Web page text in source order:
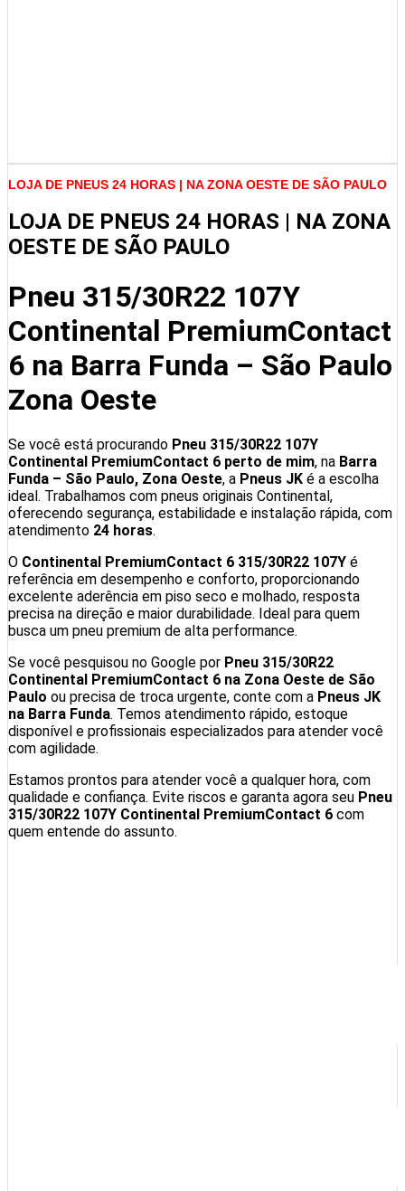
LOJA DE PNEUS 24 HORAS | NA ZONA OESTE DE SÃO PAULO
LOJA DE PNEUS 24 HORAS | NA ZONA
OESTE DE SÃO PAULO
Pneu 315/30R22 107Y
Continental PremiumContact
6 na Barra Funda – São Paulo
Zona Oeste
Se você está procurando Pneu 315/30R22 107Y
Continental PremiumContact 6 perto de mim, na Barra
Funda – São Paulo, Zona Oeste, a Pneus JK é a escolha
ideal. Trabalhamos com pneus originais Continental,
oferecendo segurança, estabilidade e instalação rápida, com
atendimento 24 horas.
O Continental PremiumContact 6 315/30R22 107Y é
referência em desempenho e conforto, proporcionando
excelente aderência em piso seco e molhado, resposta
precisa na direção e maior durabilidade. Ideal para quem
busca um pneu premium de alta performance.
Se você pesquisou no Google por Pneu 315/30R22
Continental PremiumContact 6 na Zona Oeste de São
Paulo ou precisa de troca urgente, conte com a Pneus JK
na Barra Funda. Temos atendimento rápido, estoque
disponível e profissionais especializados para atender você
com agilidade.
Estamos prontos para atender você a qualquer hora, com
qualidade e confiança. Evite riscos e garanta agora seu Pneu
315/30R22 107Y Continental PremiumContact 6 com
quem entende do assunto.